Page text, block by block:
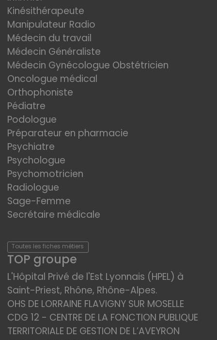
Kinésithérapeute
Manipulateur Radio
Médecin du travail
Médecin Généraliste
Médecin Gynécologue Obstétricien
Oncologue médical
Orthophoniste
Pédiatre
Podologue
Préparateur en pharmacie
Psychiatre
Psychologue
Psychomotricien
Radiologue
Sage-Femme
Secrétaire médicale
Toutes les fiches métiers
TOP groupe
L'Hôpital Privé de l'Est Lyonnais (HPEL) à
Saint-Priest, Rhône, Rhône-Alpes.
OHS DE LORRAINE FLAVIGNY SUR MOSELLE
CDG 12 - CENTRE DE LA FONCTION PUBLIQUE
TERRITORIALE DE GESTION DE L’AVEYRON